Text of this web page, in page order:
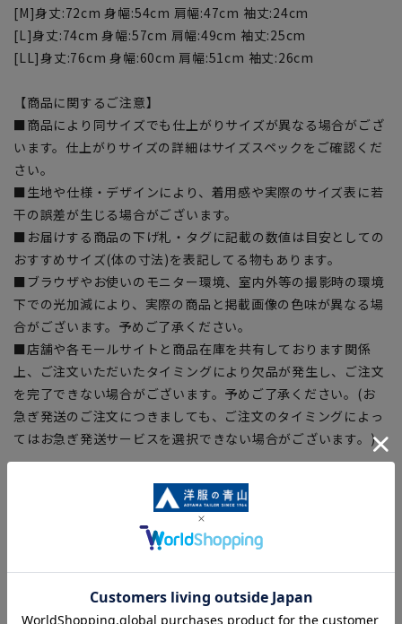
[M]身丈:72cm 身幅:54cm 肩幅:47cm 袖丈:24cm
[L]身丈:74cm 身幅:57cm 肩幅:49cm 袖丈:25cm
[LL]身丈:76cm 身幅:60cm 肩幅:51cm 袖丈:26cm
【商品に関するご注意】
■商品により同サイズでも仕上がりサイズが異なる場合がござ
います。仕上がりサイズの詳細はサイズスペックをご確認くだ
さい。
■生地や仕様・デザインにより、着用感や実際のサイズ表に若
干の誤差が生じる場合がございます。
■お届けする商品の下げ札・タグに記載の数値は目安としての
おすすめサイズ(体の寸法)を表記してる物もあります。
■ブラウザやお使いのモニター環境、室内外等の撮影時の環境
下での光加減により、実際の商品と掲載画像の色味が異なる場
合がございます。予めご了承ください。
■店舗や各モールサイトと商品在庫を共有しております関係
上、ご注文いただいたタイミングにより欠品が発生し、ご注文
を完了できない場合がございます。予めご了承ください。(お
急ぎ発送のご注文につきましても、ご注文のタイミングによっ
てはお急ぎ発送サービスを選択できない場合がございます。)